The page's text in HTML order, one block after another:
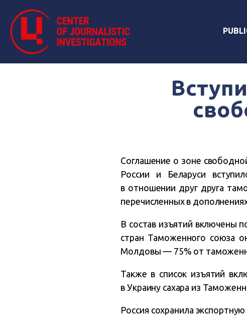
Соглашение о зоне
России и Беларуси
в отношении друг друга
перечисленных в
В состав изъятий включены
стран Таможенного союза
Молдовы — 75% от
Также в список изъятий
в Украину сахара из
Россия сохранила